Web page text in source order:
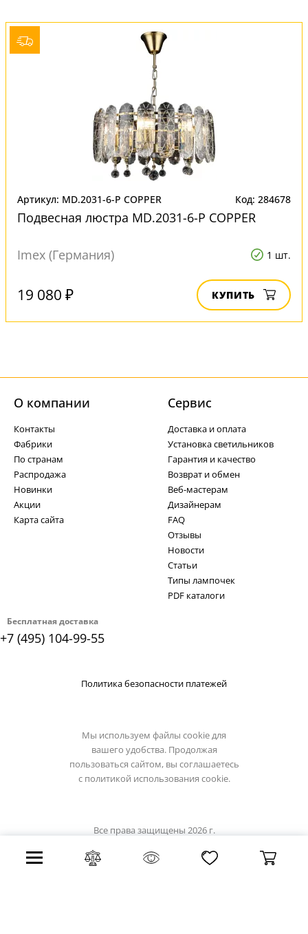
Артикул: MD.2031-6-P COPPER Код: 284678
Подвесная люстра MD.2031-6-P COPPER
Imex (Германия) 1 шт.
19 080 ₽ КУПИТЬ
Бесплатная доставка
+7 (495) 104-99-55
О компании
Контакты
Фабрики
По странам
Распродажа
Новинки
Акции
Карта сайта
Cервис
Доставка и оплата
Установка светильников
Гарантия и качество
Возврат и обмен
Веб-мастерам
Дизайнерам
FAQ
Отзывы
Новости
Статьи
Типы лампочек
PDF каталоги
Политика безопасности платежей
Мы используем файлы cookie для
вашего удобства. Продолжая
пользоваться сайтом, вы соглашаетесь
с политикой использования cookie.
Все права защищены 2026 г.